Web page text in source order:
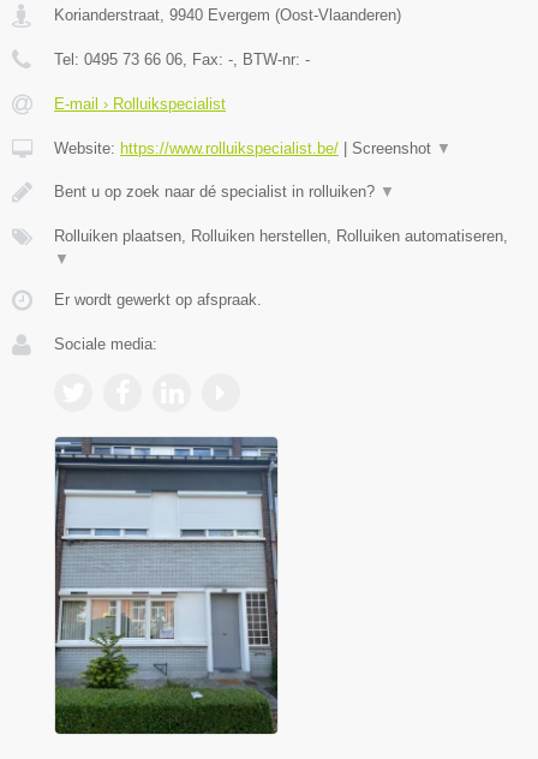
Korianderstraat 9940 Evergem (Oost-Vlaanderen)
Tel: 0495 73 66 06 , Fax: - , BTW-nr: -
E-mail › Rolluikspecialist
Website: https://www.rolluikspecialist.be/ Screenshot ▼
Bent u op zoek naar dé specialist in rolluiken? ▼
Rolluiken plaatsen, Rolluiken herstellen, Rolluiken automatiseren,
▼
Er wordt gewerkt op afspraak.
Sociale media: